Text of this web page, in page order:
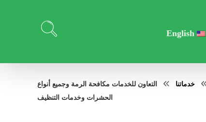
English
خدماتنا
التعاون للخدمات مكافحة الرمة وجميع أنواع
الحشرات وخدمات التنظيف